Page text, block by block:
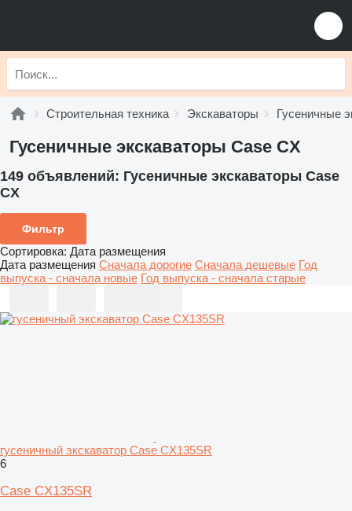
Строительная техника Экскаваторы Гусеничные
Гусеничные экскаваторы Case CX
149 объявлений: Гусеничные экскаваторы Case
CX
Фильтр
Сортировка: Дата размещения
Дата размещения Сначала дорогие Сначала дешевые Год
выпуска - сначала новые Год выпуска - сначала старые
гусеничный экскаватор Case CX135SR
6
Case CX135SR